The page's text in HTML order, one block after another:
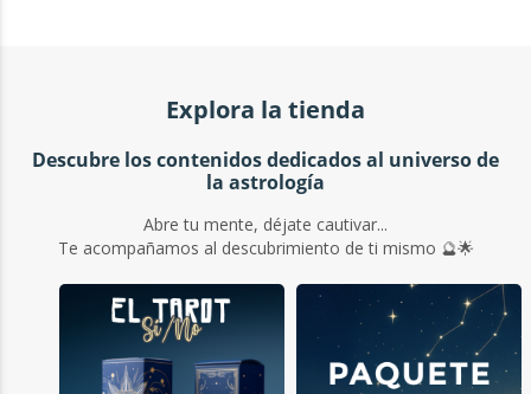
Explora la tienda
Descubre los contenidos dedicados al universo de
la astrología
Abre tu mente, déjate cautivar...
Te acompañamos al descubrimiento de ti mismo 🔮🌟